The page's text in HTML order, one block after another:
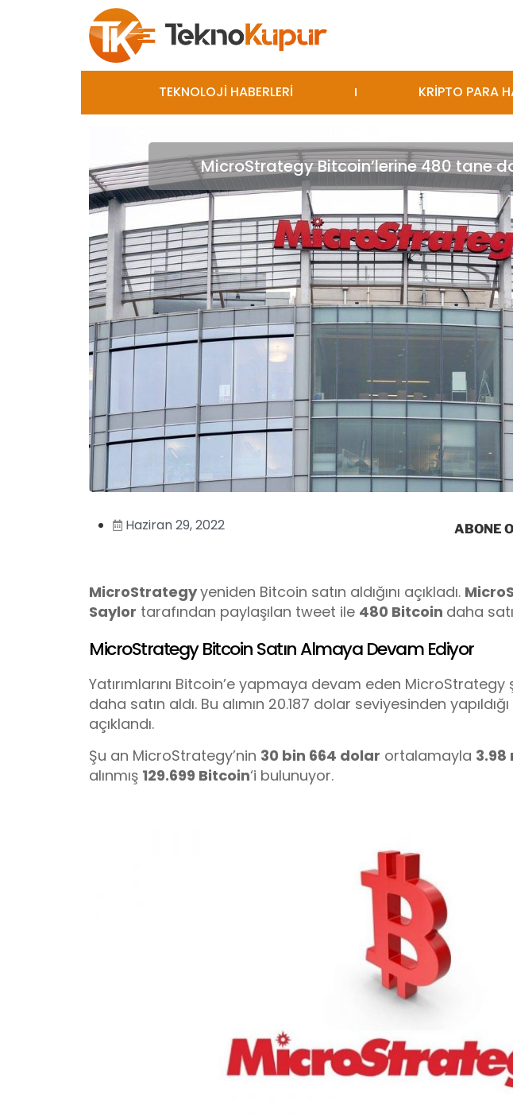
TEKNOLOJİ HABERLERİ KRİPTO PARA
MicroStrategy Bitcoin’lerine 480 tane
Haziran 29, 2022 ABONE
MicroStrategyyeniden Bitcoin satın aldığını açıkladı.
Saylor tarafından paylaşılan tweet ile 480 Bitcoin daha
MicroStrategy Bitcoin Satın Almaya Devam Ediyor
Yatırımlarını Bitcoin’e yapmaya devam eden
daha satın aldı. Bu alımın 20.187 dolar seviyesinden
açıklandı.
Şu an MicroStrategy’nin 30 bin 664 dolar ortalamayla
alınmış 129.699 Bitcoin‘i bulunuyor.